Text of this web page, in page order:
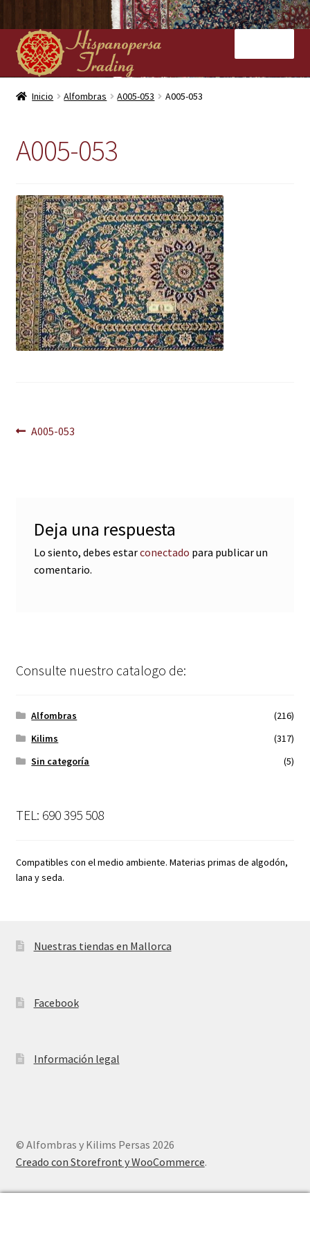
Ir
a
la
navegación
Ir
al
contenido
Inicio
Kilims
Contacto
Inicio Alfombras A005-053 A005-053
A005-053
Navegación
Anterior:
A005-053
Deja una respuesta
Lo siento, debes estarconectado para publicar un
comentario.
Consulte nuestro catalogo de:
Alfombras
(216)
Kilims
(317)
Sin categoría
(5)
TEL: 690 395 508
Compatibles con el medio ambiente. Materias primas de algodón,
lana y seda.
Nuestras tiendas en Mallorca
Facebook
Información legal
© Alfombras y Kilims Persas 2026
Creado con Storefront y WooCommerce.